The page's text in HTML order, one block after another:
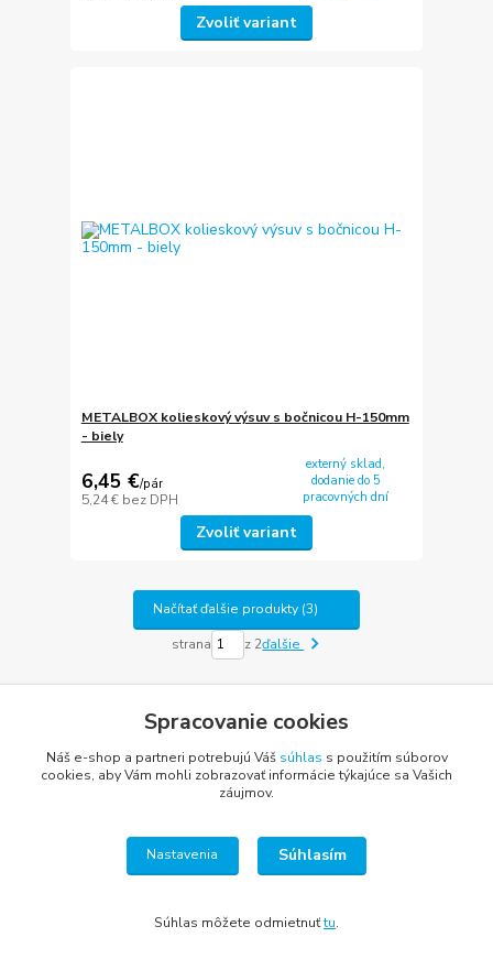
Zvoliť variant
METALBOX kolieskový výsuv s bočnicou H-150mm
- biely
6,45 €/pár
5,24 € bez DPH
externý sklad,
dodanie do 5
pracovných dní
Zvoliť variant
Načítať ďalšie produkty (3)
strana z 2ďalšie
ku každému zákazníkovi
Spracovanie cookies
Náš e-shop a partneri potrebujú Váš súhlas s použitím súborov
cookies, aby Vám mohli zobrazovať informácie týkajúce sa Vašich
záujmov.
Nastavenia Súhlasím
Súhlas môžete odmietnuťtu.